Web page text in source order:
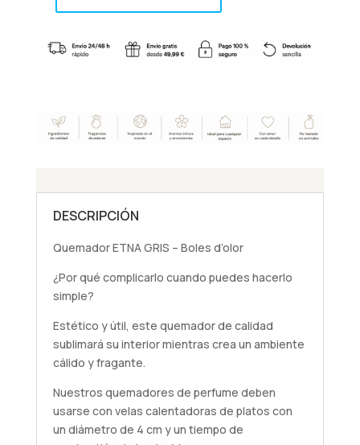
GRIS
cantidad
DESCRIPCIÓN
Quemador ETNA GRIS – Boles d’olor
¿Por qué complicarlo cuando puedes hacerlo
simple?
Estético y útil, este quemador de calidad
sublimará su interior mientras crea un ambiente
cálido y fragante.
Nuestros quemadores de perfume deben
usarse con velas calentadoras de platos con
un diámetro de 4 cm y un tiempo de